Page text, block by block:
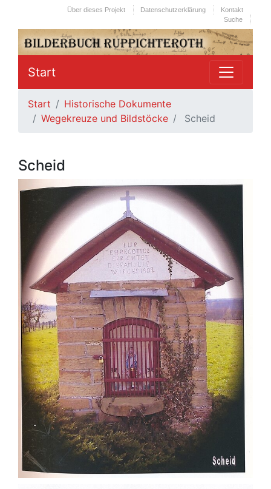
Kontakt
Datenschutzerklärung
Über dieses Projekt
Suche
Start
Start
Historische Dokumente
Wegekreuze und Bildstöcke
Scheid
Scheid